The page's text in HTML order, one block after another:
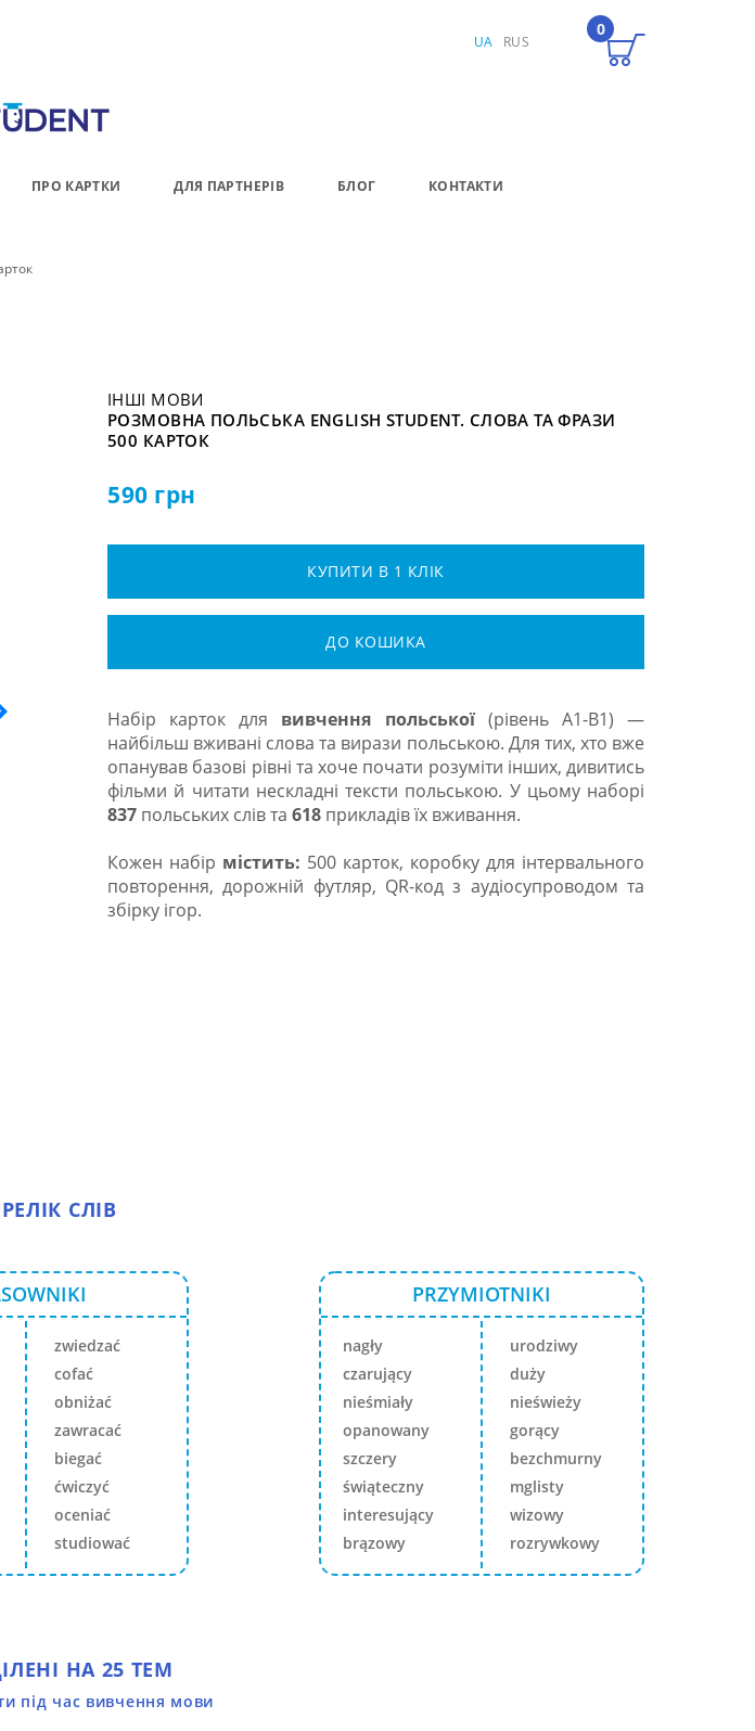
UA RUS
0
ПРО КАРТКИ ДЛЯ ПАРТНЕРІВ БЛОГ КОНТАКТИ
ІНШІ МОВИ
РОЗМОВНА ПОЛЬСЬКА ENGLISH STUDENT. СЛОВА ТА ФРАЗИ
500 КАРТОК
590 грн
КУПИТИ В 1 КЛІК
ДО КОШИКА
Набір карток для вивчення польської(рівень А1-В1) —
найбільш вживані слова та вирази польською. Для тих, хто вже
опанував базові рівні та хоче почати розуміти інших, дивитись
фільми й читати нескладні тексти польською. У цьому наборі
837 польських слів та 618 прикладів їх вживання.
Кожен набір містить: 500 карток, коробку для інтервального
повторення, дорожній футляр, QR-код з аудіосупроводом та
збірку ігор.
СЛІВ
zwiedzać
cofać
obniżać
zawracać
biegać
ćwiczyć
oceniać
studiować
PRZYMIOTNIKI
nagły
czarujący
nieśmiały
opanowany
szczery
świąteczny
interesujący
brązowy
urodziwy
duży
nieświeży
gorący
bezchmurny
mglisty
wizowy
rozrywkowy
НА 25 ТЕМ
під час вивчення мови